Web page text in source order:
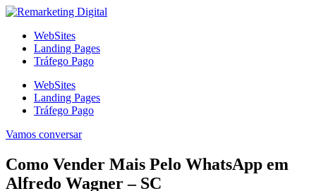
Ir
conteúdo
WebSites
Landing Pages
Tráfego Pago
WebSites
Landing Pages
Tráfego Pago
Vamos conversar
Como Vender Mais Pelo WhatsApp em
Alfredo Wagner – SC